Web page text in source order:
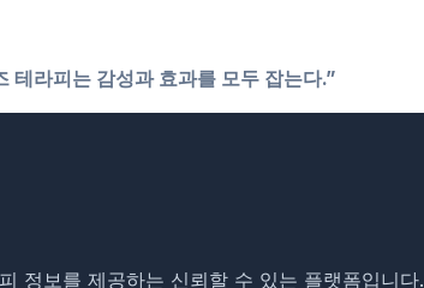
테라피는 감성과 효과를 모두 잡는다.”
정보를 제공하는 신뢰할 수 있는 플랫폼입니다.